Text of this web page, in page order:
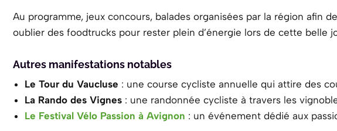
Au programme, jeux concours, balades organisées par la région afin
oublier des foodtrucks pour rester plein d’énergie lors de cette belle
Autres manifestations notables
Le Tour du Vaucluse : une course cycliste annuelle qui attire des
La Rando des Vignes : une randonnée cycliste à travers les
Le Festival Vélo Passion à Avignon : un événement dédié aux